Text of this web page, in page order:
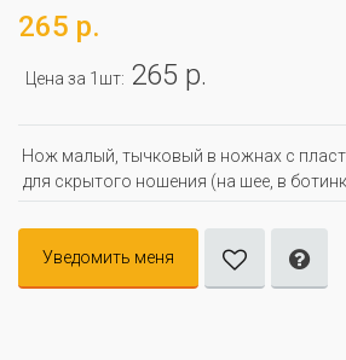
265 р.
Цена за 1шт: 265 р.
Нож малый, тычковый в ножнах c
для скрытого ношения (на шее, в
Уведомить меня